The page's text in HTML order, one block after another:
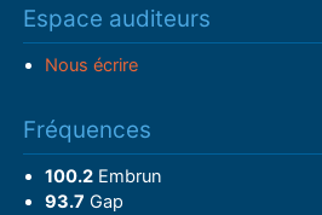
Espace auditeurs
Nous écrire
Fréquences
100.2Embrun
93.7 Gap